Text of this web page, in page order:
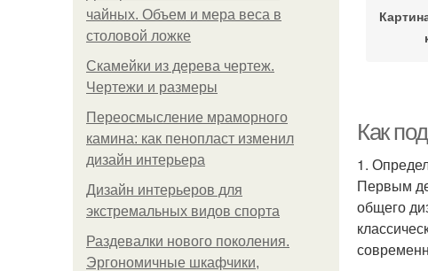
чайных. Объем и мера веса в
столовой ложке
Скамейки из дерева чертеж.
Чертежи и размеры
Переосмысление мраморного
камина: как пенопласт изменил
дизайн интерьера
Дизайн интерьеров для
экстремальных видов спорта
Раздевалки нового поколения.
Эргономичные шкафчики,
Как
1.
Первым
общего